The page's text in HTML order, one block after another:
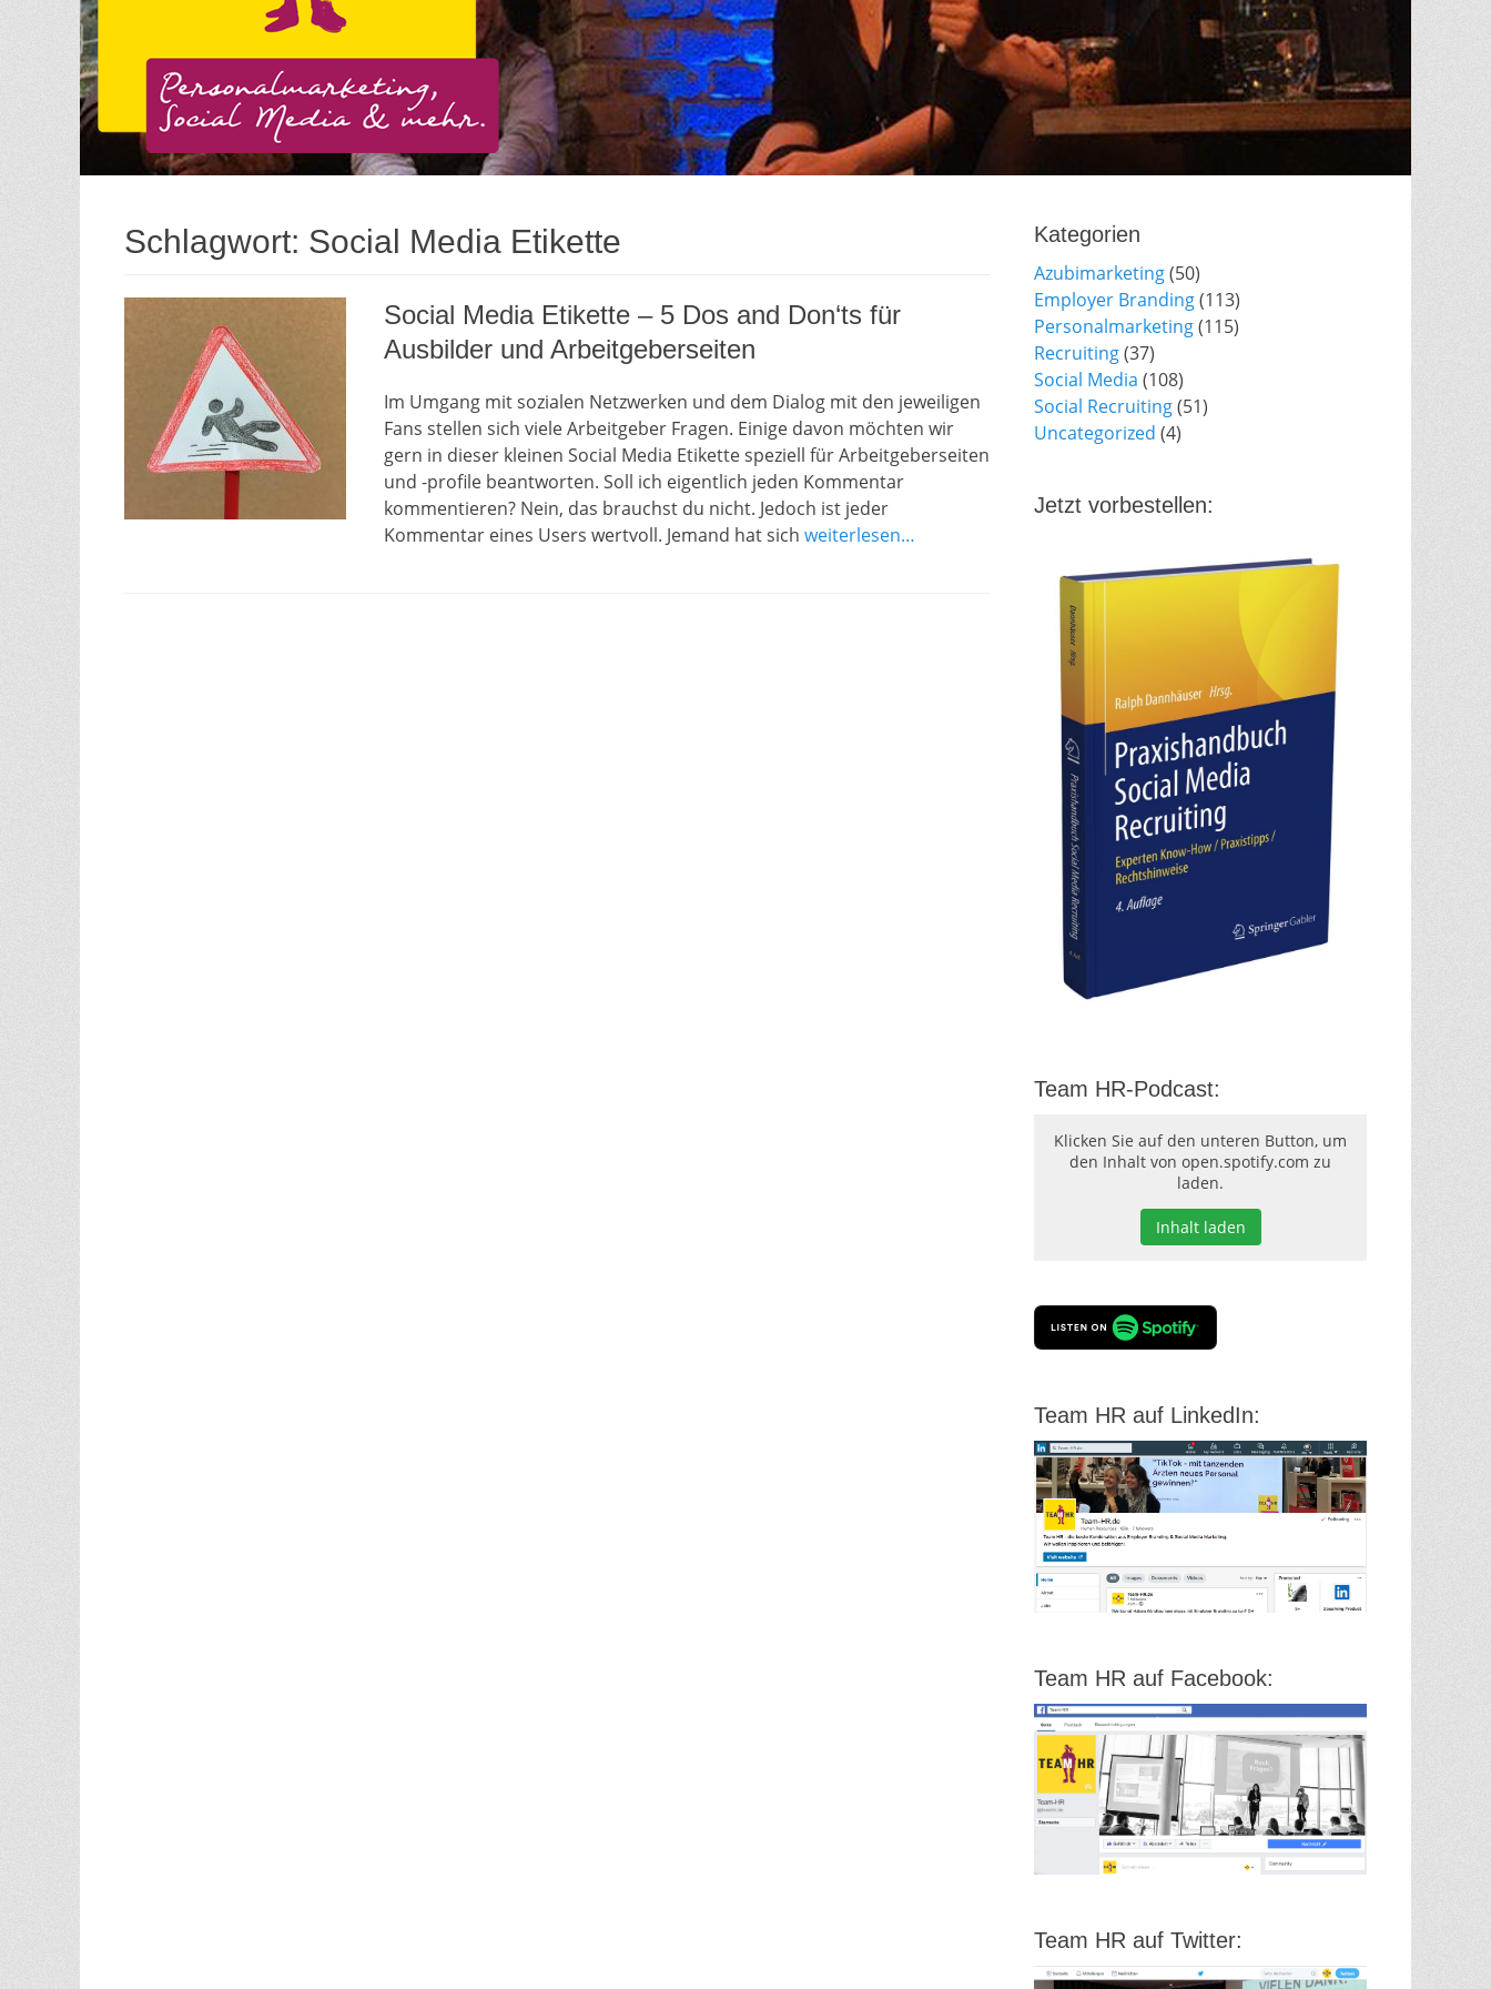
Schlagwort: Social Media Etikette
Social Media Etikette – 5 Dos and Don‘ts für
Ausbilder und Arbeitgeberseiten
Im Umgang mit sozialen Netzwerken und dem Dialog mit den jeweiligen
Fans stellen sich viele Arbeitgeber Fragen. Einige davon möchten wir
gern in dieser kleinen Social Media Etikette speziell für Arbeitgeberseiten
und -profile beantworten. Soll ich eigentlich jeden Kommentar
kommentieren? Nein, das brauchst du nicht. Jedoch ist jeder
Kommentar eines Users wertvoll. Jemand hat sich weiterlesen…
Kategorien
Azubimarketing(50)
Employer Branding(113)
Personalmarketing(115)
Recruiting(37)
Social Media (108)
Social Recruiting(51)
Uncategorized (4)
Jetzt vorbestellen:
Team HR-Podcast:
Klicken Sie auf den unteren Button, um
den Inhalt von open.spotify.com zu
laden.
Inhalt laden
Team HR auf LinkedIn:
Team HR auf Facebook:
Team HR auf Twitter: